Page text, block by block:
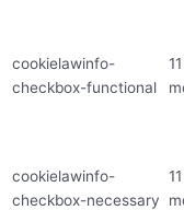
cookielawinfo-
checkbox-functional
11
cookielawinfo-
checkbox-necessary
11